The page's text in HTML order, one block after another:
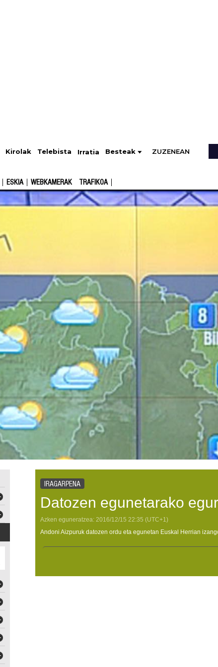
Kirolak Telebista Irratia Besteak ZUZENEAN
ESKIA WEBKAMERAK TRAFIKOA
IRAGARPENA
Datozen egunetarako
Azken eguneratzea: 2016/12/15 22:35 (UTC+1)
Andoni Aizpuruk datozen ordu eta egunetan Euskal Herrian